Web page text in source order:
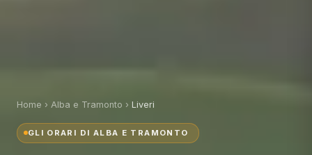
Home › Alba e Tramonto › Liveri
GLI ORARI DI ALBA E TRAMONTO